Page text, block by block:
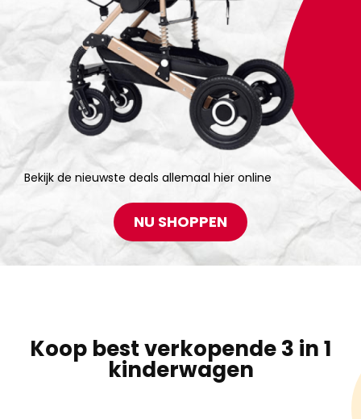
Bekijk de nieuwste deals allemaal hier online
NU SHOPPEN
Koop best verkopende 3 in 1
kinderwagen